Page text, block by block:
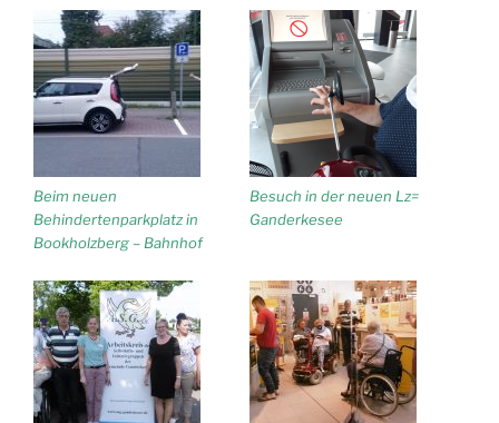
Beim neuen
Behindertenparkplatz in
Bookholzberg – Bahnhof
Besuch in der neuen Lz=
Ganderkesee